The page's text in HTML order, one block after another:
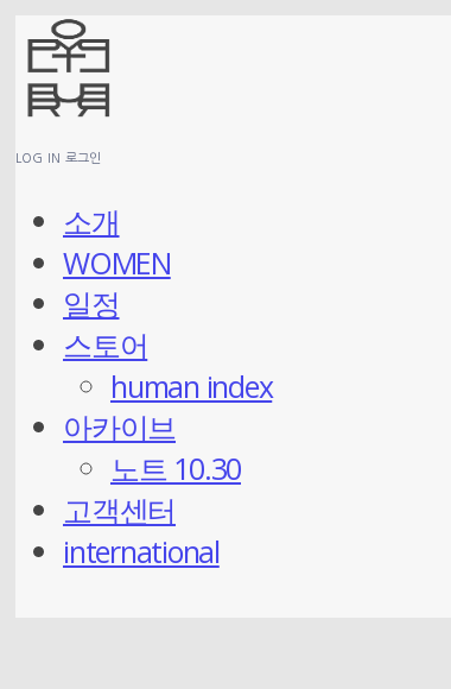
LOG IN 로그인
소개
WOMEN
일정
스토어
human index
아카이브
노트 10.30
고객센터
international